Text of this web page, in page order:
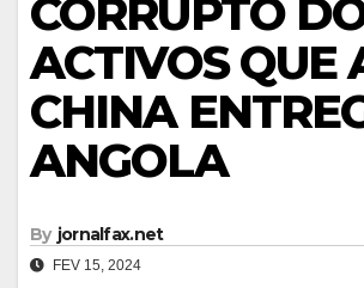
CORRUPTO
ACTIVOS QUE
CHINA
ANGOLA
By jornalfax.net
FEV 15, 2024